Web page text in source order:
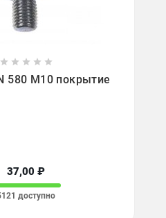
 
    
580 М10 покрытие
37,00 ₽
доступно